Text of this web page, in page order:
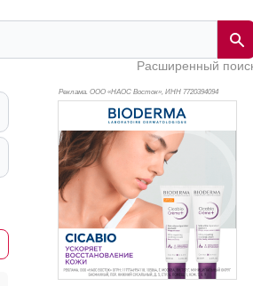
Расширенный
Реклама. ООО «НАОС Восток», ИНН 7720394094